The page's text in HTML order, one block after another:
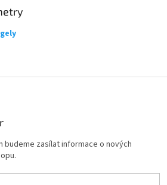
budeme zasílat informace o nových